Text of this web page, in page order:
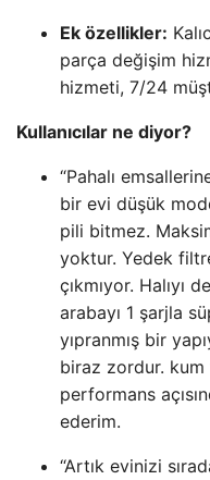
Ek özellikler:
parça değişim
hizmeti, 7/24
Kullanıcılar ne diyor?
“Pahalı
bir evi düşük
pili bitmez.
yoktur. Yedek
çıkmıyor. Halıyı
arabayı 1 şarjla
yıpranmış bir
biraz zordur.
performans
ederim.
“Artık evinizi